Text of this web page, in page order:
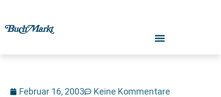
Februar 16, 2003 Keine Kommentare